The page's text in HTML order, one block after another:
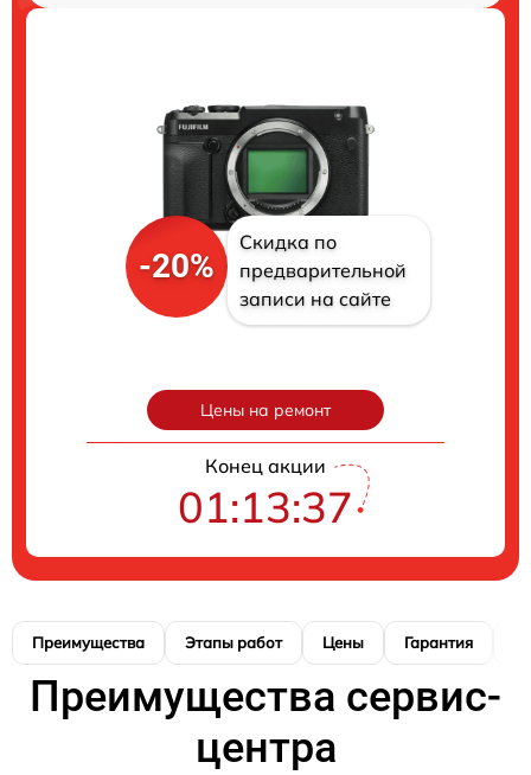
-20%
Скидка по
предварительной
записи на сайте
Цены на ремонт
Конец акции
01:13:36
Преимущества Этапы работ Цены Гарантия
Преимущества сервис-
центра